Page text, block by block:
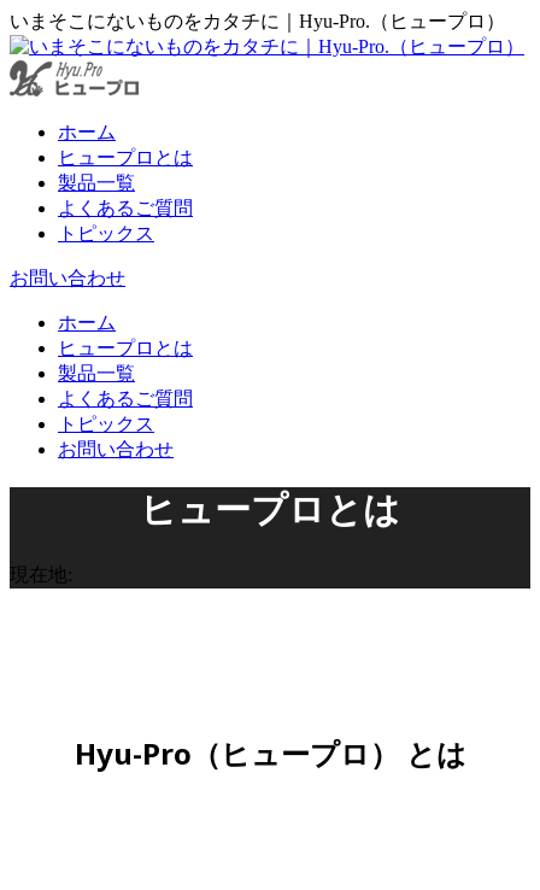
コ
ン
テ
ン
Facebook
ペ
ー
ジ
ン
ド
いまそこにないものをカタチに｜Hyu-Pro.（ヒュープロ）
ホーム
ヒュープロとは
製品一覧
よくあるご質問
トピックス
お問い合わせ
ホーム
ヒュープロとは
製品一覧
よくあるご質問
トピックス
お問い合わせ
ヒュープロとは
現在地:
Hyu-Pro（ヒュープロ） とは